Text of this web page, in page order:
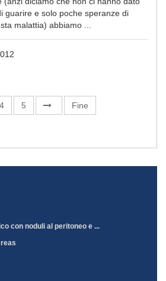
guarire e solo poche speranze di
malattia) abbiamo ...
4 5 Fine
con noduli al peritoneo e ...